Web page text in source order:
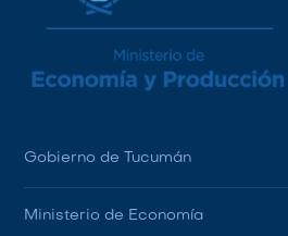
Gobierno de Tucumán
Ministerio de Economía